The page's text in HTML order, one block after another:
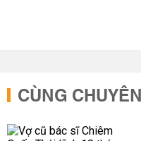
CÙNG